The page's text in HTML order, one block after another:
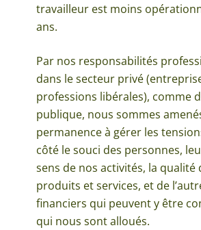
travailleur est moins
ans.
Par nos responsabilités
dans le secteur privé
professions libérales), comme
publique, nous sommes
permanence à gérer les
côté le souci des personnes,
sens de nos activités, la qualité
produits et services, et de
financiers qui peuvent y être
qui nous sont alloués.